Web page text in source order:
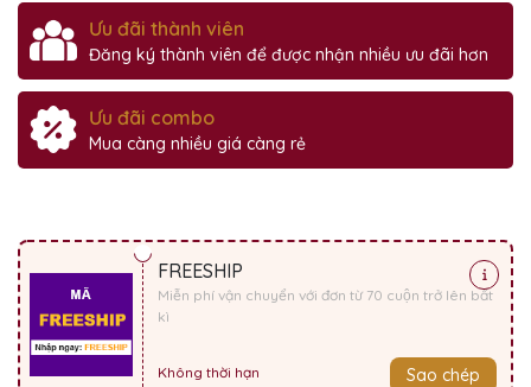
Ưu đãi thành viên
Đăng ký thành viên để được nhận nhiều ưu đãi hơn
Ưu đãi combo
Mua càng nhiều giá càng rẻ
FREESHIP
Miễn phí vận chuyển với đơn từ 70 cuộn trở lên bất
kì
Không thời hạn Sao chép